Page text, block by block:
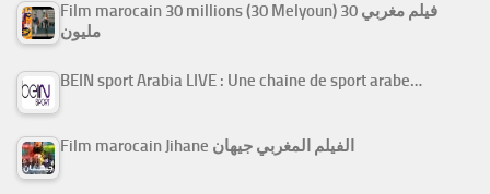
Film marocain 30 millions (30 Melyoun) فيلم مغربي 30
مليون
BEIN sport Arabia LIVE : Une chaine de sport arabe…
Film marocain Jihane الفيلم المغربي جيهان